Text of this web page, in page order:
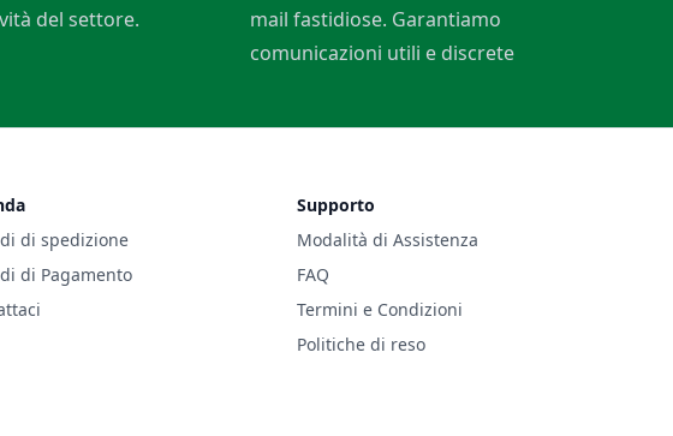
del settore.
mail fastidiose. Garantiamo
comunicazioni utili e discrete
di spedizione
di Pagamento
Supporto
Modalità di Assistenza
FAQ
Termini e Condizioni
Politiche di reso